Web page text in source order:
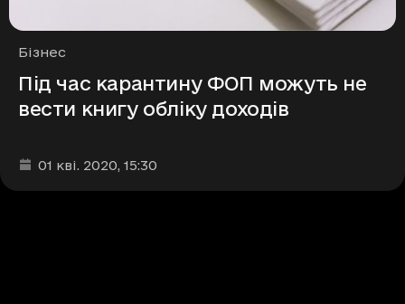
Рубрики
Бізнес
Під час карантину ФОП можуть не
вести книгу обліку доходів
Дата та час публікації
01 кві. 2020, 15:30